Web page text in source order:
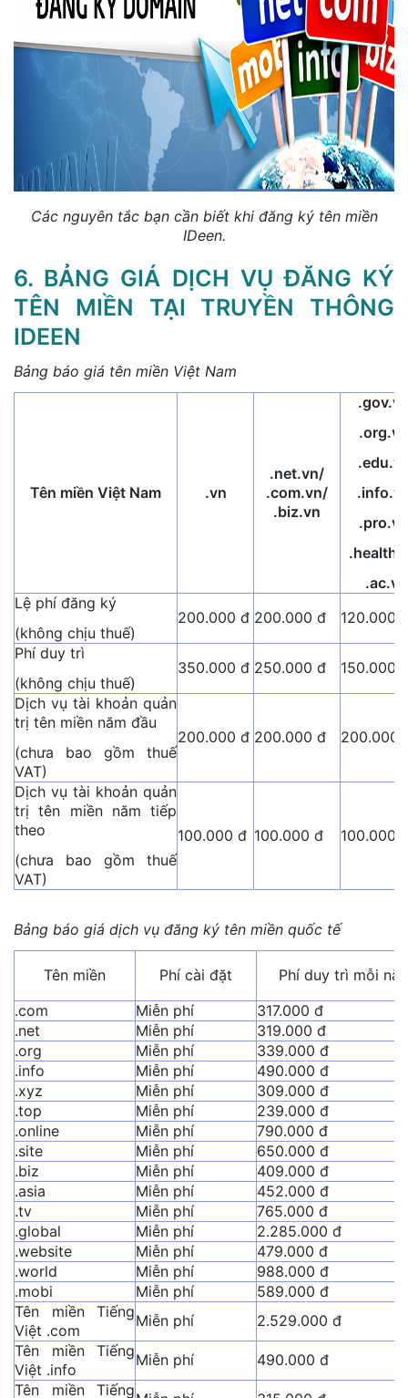
Các nguyên tắc bạn cần biết khi đăng ký tên miền
IDeen.
6. BẢNG GIÁ DỊCH VỤ ĐĂNG KÝ
TÊN MIỀN TẠI TRUYỀN THÔNG
IDEEN
Bảng báo giá tên miền Việt Nam
Tên miền Việt Nam .vn
.net.vn/
.com.vn/
.biz.vn
.ac.vn
Lệ phí đăng ký
(không chịu thuế)
200.000 đ 200.000 đ
120.000
Phí duy trì
(không chịu thuế)
350.000 đ 250.000 đ
150.000
Dịch vụ tài khoản quản
trị tên miền năm đầu
(chưa bao gồm thuế
VAT)
200.000 đ 200.000 đ 200.000
Dịch vụ tài khoản quản
trị tên miền năm tiếp
theo
(chưa bao gồm thuế
VAT)
100.000 đ 100.000 đ 100.000
Bảng báo giá dịch vụ đăng ký tên miền quốc tế
Tên miền Phí cài đặt
Phí duy trì mỗi
.com
Miễn phí
317.000 đ
.net
Miễn phí
319.000 đ
.org
Miễn phí
339.000 đ
.info
Miễn phí
490.000 đ
.xyz
Miễn phí
309.000 đ
.top
Miễn phí
239.000 đ
.online
Miễn phí
790.000 đ
.site
Miễn phí
650.000 đ
.biz
Miễn phí
409.000 đ
.asia
Miễn phí
452.000 đ
.tv
Miễn phí
765.000 đ
.global
Miễn phí
2.285.000 đ
.website
Miễn phí
479.000 đ
.world
Miễn phí
988.000 đ
.mobi
Miễn phí
589.000 đ
Tên miền Tiếng
Việt .com
Miễn phí
2.529.000 đ
Tên miền Tiếng
Việt .info
Miễn phí
490.000 đ
Tên miền Tiếng